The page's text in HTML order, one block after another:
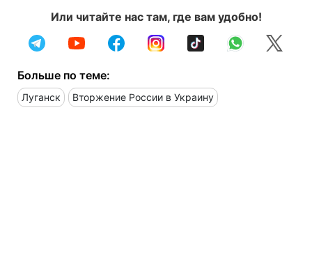
Или читайте нас там, где вам удобно!
Больше по теме:
Луганск Вторжение России в Украину